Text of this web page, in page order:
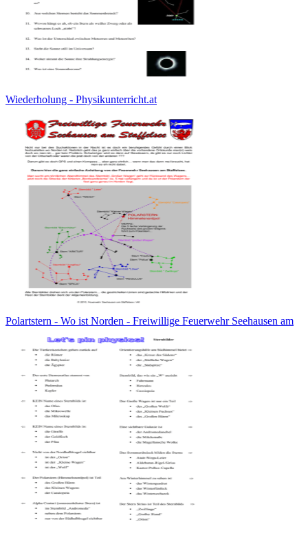
Wiederholung - Physikunterricht.at
Polartstern - Wo ist Norden - Freiwillige Feuerwehr Seehausen am